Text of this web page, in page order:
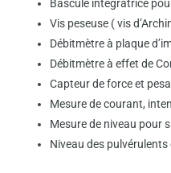
Bascule intégratrice
Vis peseuse ( vis
Débitmètre à plaque
Débitmètre à effet de
Capteur de force et
Mesure de courant,
Mesure de niveau pour
Niveau des pulvérulents